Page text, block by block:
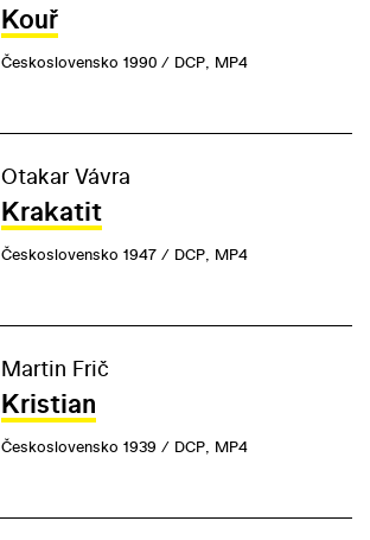
Kouř
Československo 1990 / DCP, MP4
Otakar Vávra
Krakatit
Československo 1947 / DCP, MP4
Martin Frič
Kristian
Československo 1939 / DCP, MP4